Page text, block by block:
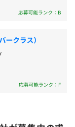
ります。
により異なりま
応募可能ランク：B
ークラス）
応募可能ランク：F